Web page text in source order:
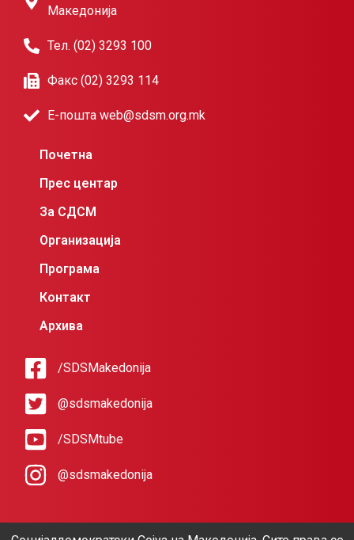
Македонија
Тел. (02) 3293 100
Факс (02) 3293 114
Е-пошта web@sdsm.org.mk
Почетна
Прес центар
За СДСМ
Организација
Програма
Контакт
Архива
/SDSMakedonija
@sdsmakedonija
/SDSMtube
@sdsmakedonija